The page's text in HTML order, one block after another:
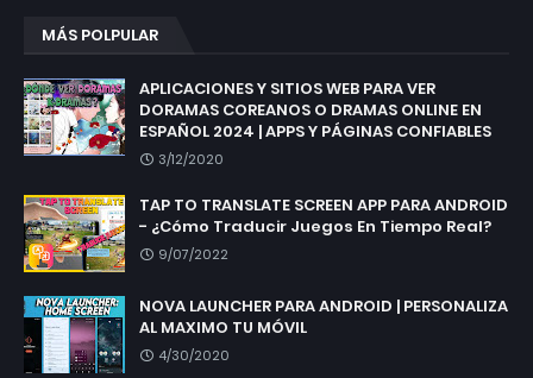
MÁS POLPULAR
APLICACIONES Y SITIOS WEB PARA VER
DORAMAS COREANOS O DRAMAS ONLINE EN
ESPAÑOL 2024 | APPS Y PÁGINAS CONFIABLES
3/12/2020
TAP TO TRANSLATE SCREEN APP PARA ANDROID
- ¿Cómo Traducir Juegos En Tiempo Real?
9/07/2022
NOVA LAUNCHER PARA ANDROID | PERSONALIZA
AL MAXIMO TU MÓVIL
4/30/2020